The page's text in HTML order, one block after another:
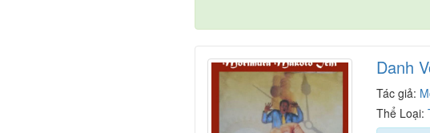
Danh
Tác giả:
Thể Loại: